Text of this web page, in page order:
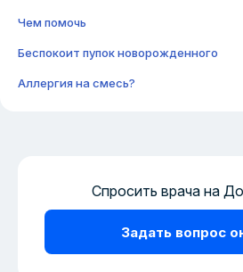
Чем помочь
Беспокоит пупок новорожденного
Аллергия на смесь?
Спросить врача на
Задать вопрос